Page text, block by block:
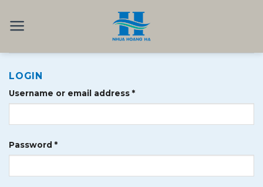
LOGIN
Username or email address *
Password *